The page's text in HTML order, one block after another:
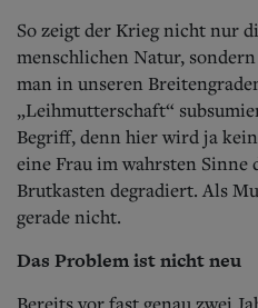
So zeigt der Krieg nicht nur
menschlichen Natur,
man in unseren
„Leihmutterschaft“
Begriff, denn hier wird ja
eine Frau im wahrsten Sinne
Brutkasten degradiert. Als
gerade nicht.
Das Problem ist nicht neu